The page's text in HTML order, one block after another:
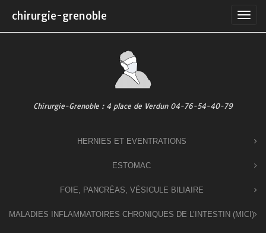
chirurgie-grenoble
Chirurgie-Grenoble : 4 place de Verdun 04-76-54-40-79
HERNIES ET EVENTRATIONS
ESTOMAC
FOIE, PANCRÉAS, VÉSICULE BILIAIRE
MALADIES INFLAMMATOIRES CHRONIQUES DE L’INTESTIN (MICI)